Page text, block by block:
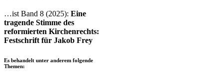
…ist Band 8 (2025): Eine
tragende Stimme des
reformierten Kirchenrechts:
Festschrift für Jakob Frey
Es behandelt unter anderem folgende
Themen: